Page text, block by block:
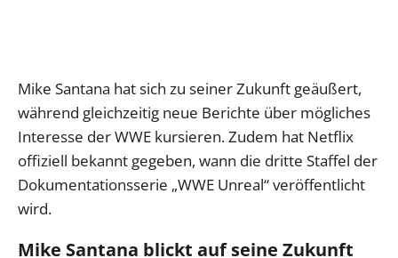
Mike Santana hat sich zu seiner Zukunft geäußert,
während gleichzeitig neue Berichte über mögliches
Interesse der WWE kursieren. Zudem hat Netflix
offiziell bekannt gegeben, wann die dritte Staffel der
Dokumentationsserie „WWE Unreal“ veröffentlicht
wird.
Mike Santana blickt auf seine Zukunft